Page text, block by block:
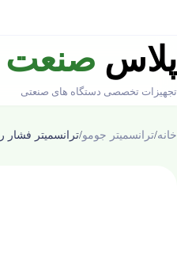
پلاس صنعت
تجهیزات تخصصی دستگاه های صنعتی
خانه/ترانسمیتر جومو/ترانسمیتر فشار